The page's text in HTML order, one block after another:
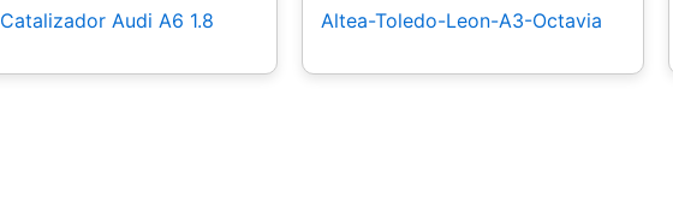
Catalizador Audi A6 1.8
Altea-Toledo-Leon-A3-Octavia